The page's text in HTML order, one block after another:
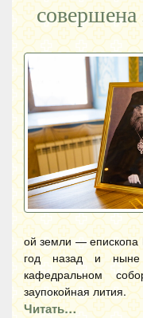
совершена
ой земли —
год назад и ныне
кафедральном
заупокойная лития.
Читать…